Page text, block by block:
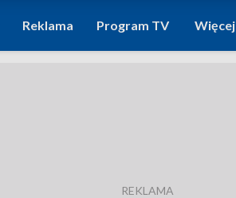
Reklama Program TV Więcej